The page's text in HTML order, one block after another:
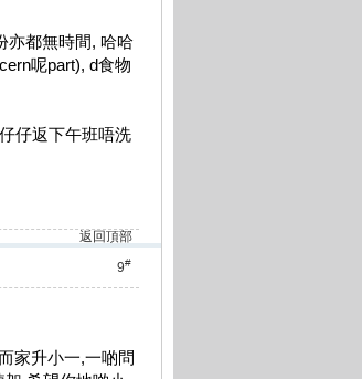
亦都無時間, 哈哈
呢part), d食物
仔返下午班唔洗
返回頂部
9#
家升小一,一啲問